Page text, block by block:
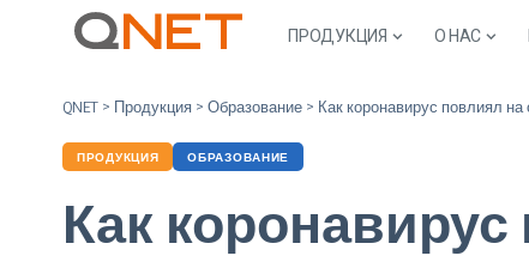
ПРОДУКЦИЯ О НАС
QNET > Продукция > Образование > Как коронавирус повлиял на
ПРОДУКЦИЯ ОБРАЗОВАНИЕ
Как